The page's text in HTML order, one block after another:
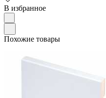
В избранное
Похожие товары